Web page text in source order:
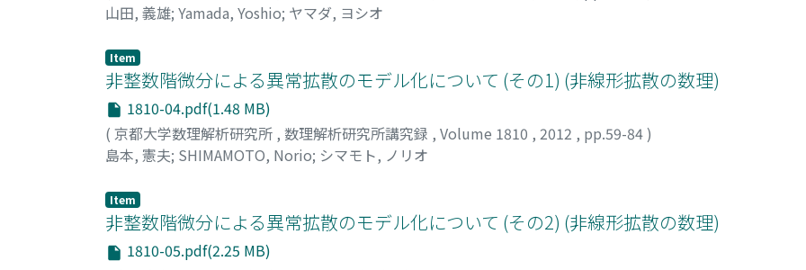
山田, 義雄; Yamada, Yoshio; ヤマダ, ヨシオ
Item
非整数階微分による異常拡散のモデル化について (その1) (非線形拡散の数理)
1810-04.pdf(1.48 MB)
( 京都大学数理解析研究所 , 数理解析研究所講究録 , Volume 1810 , 2012 , pp.59-84)
島本, 憲夫; SHIMAMOTO, Norio; シマモト, ノリオ
Item
非整数階微分による異常拡散のモデル化について (その2) (非線形拡散の数理)
1810-05.pdf(2.25 MB)